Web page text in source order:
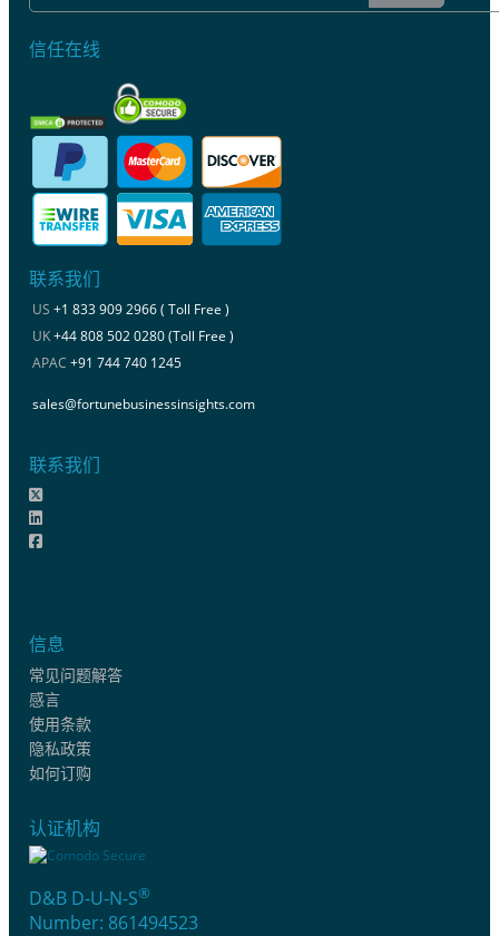
信任在线
联系我们
US +1 833 909 2966 ( Toll Free )
UK+44 808 502 0280 (Toll Free )
APAC +91 744 740 1245
sales@fortunebusinessinsights.com
联系我们
信息
常见问题解答
感言
使用条款
隐私政策
如何订购
认证机构
D&B D-U-N-S®
Number: 861494523